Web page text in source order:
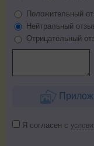
Положительный
Нейтральный
Отрицательный
Я согласен с